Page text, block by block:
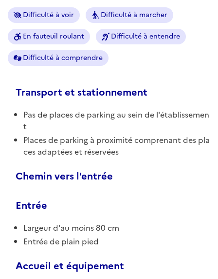
Difficulté à voir Difficulté à marcher
En fauteuil roulant Difficulté à entendre
Difficulté à comprendre
Transport et stationnement
Pas de places de parking au sein de l'établissemen
t
Places de parking à proximité comprenant des pla
ces adaptées et réservées
Chemin vers l'entrée
Entrée
Largeur d'au moins 80 cm
Entrée de plain pied
Accueil et équipement